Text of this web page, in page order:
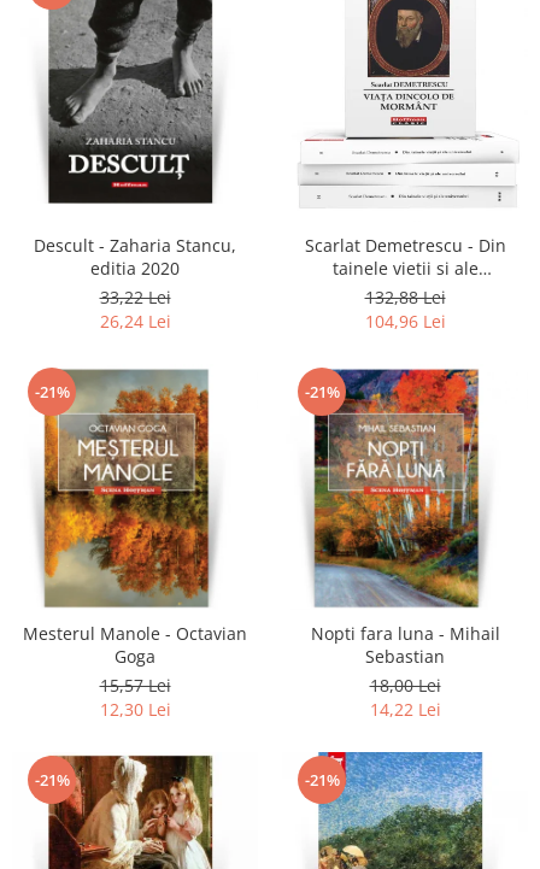
Descult - Zaharia Stancu,
editia 2020
33,22 Lei
26,24 Lei
Scarlat Demetrescu - Din
tainele vietii si ale
universului, Volumele I-III +
Viata dincolo de mormant
132,88 Lei
104,96 Lei
-21%
Mesterul Manole - Octavian
Goga
15,57 Lei
12,30 Lei
-21%
Nopti fara luna - Mihail
Sebastian
18,00 Lei
14,22 Lei
-21% -21%